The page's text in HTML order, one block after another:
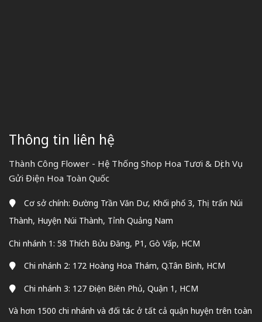
Thông tin liên hệ
Thành Công Flower - Hệ Thống Shop Hoa Tươi & Dịch Vụ
Gửi Điện Hoa Toàn Quốc
Cơ sở chính: Đường Trần Văn Dư, Khối phố 3, Thị trấn Núi
Thành, Huyện Núi Thành, Tỉnh Quảng Nam
Chi nhánh 1: 58 Thích Bửu Đăng, P1, Gò Vấp, HCM
Chi nhánh 2: 172 Hoàng Hoa Thám, Q.Tân Bình, HCM
Chi nhánh 3: 127 Điện Biên Phủ, Quận 1, HCM
Và hơn 1500 chi nhánh và đối tác ở tất cả quận huyện trên toàn